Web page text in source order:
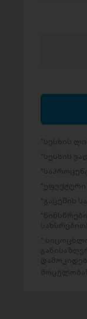
სესხის
სესხის
ეფექტური
გაცემის
სახსრებით)